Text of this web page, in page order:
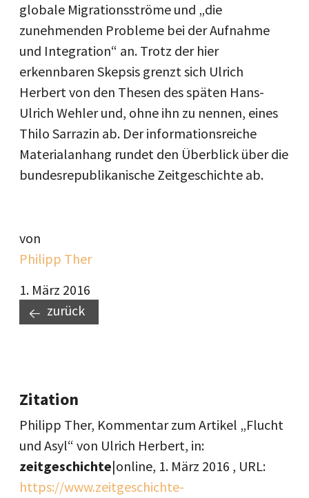
globale Migrationsströme und „die
zunehmenden Probleme bei der Aufnahme
und Integration“ an. Trotz der hier
erkennbaren Skepsis grenzt sich Ulrich
Herbert von den Thesen des späten Hans-
Ulrich Wehler und, ohne ihn zu nennen, eines
Thilo Sarrazin ab. Der informationsreiche
Materialanhang rundet den Überblick über die
bundesrepublikanische Zeitgeschichte ab.
von
Philipp Ther
1. März 2016
zurück
Zitation
Philipp Ther, Kommentar zum Artikel „Flucht
und Asyl“ von Ulrich Herbert, in:
zeitgeschichte|online, 1. März 2016 , URL:
https://www.zeitgeschichte-